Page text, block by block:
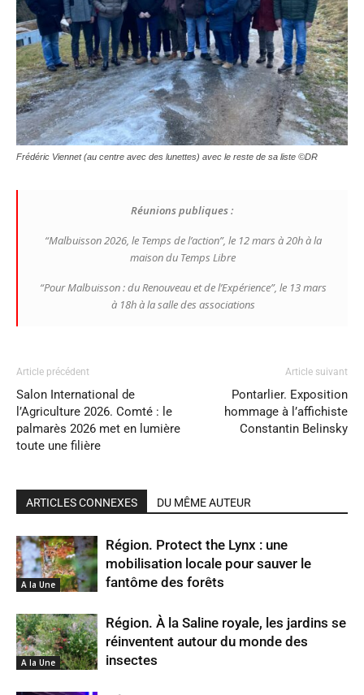
Frédéric Viennet (au centre avec des lunettes) avec le reste de sa liste ©DR
Réunions publiques :
“Malbuisson 2026, le Temps de l’action”, le 12 mars à 20h à la
maison du Temps Libre
“Pour Malbuisson : du Renouveau et de l’Expérience”, le 13 mars
à 18h à la salle des associations
Article précédent
Salon International de
l’Agriculture 2026. Comté : le
palmarès 2026 met en lumière
toute une filière
Article suivant
Pontarlier. Exposition
hommage à l’affichiste
Constantin Belinsky
ARTICLES CONNEXES DU MÊME AUTEUR
A la Une
Région. Protect the Lynx : une
mobilisation locale pour sauver le
fantôme des forêts
A la Une
Région. À la Saline royale, les jardins se
réinventent autour du monde des
insectes